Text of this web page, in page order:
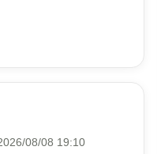
08/08 19:10